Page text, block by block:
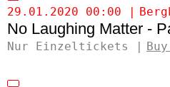
29.01.2020 00:00
No Laughing Matter -
Nur Einzeltickets